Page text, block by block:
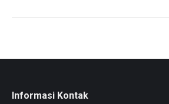
Informasi Kontak